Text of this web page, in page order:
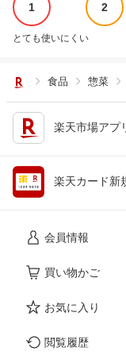
1 2
とても使いにくい
食品 惣菜
楽天市場アプ
楽天カード新
会員情報
買い物かご
お気に入り
閲覧履歴